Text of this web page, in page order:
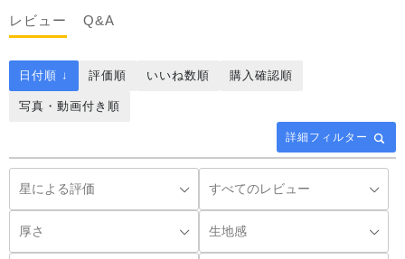
レビュー Q&A
詳細フィルター
日付順 ↓ 評価順 いいね数順 購入確認順
写真・動画付き順